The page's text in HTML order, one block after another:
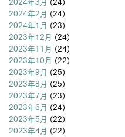
2024年2月 (24)
2024年1月 (23)
2023年12月 (24)
2023年11月 (24)
2023年10月 (22)
2023年9月 (25)
2023年8月 (25)
2023年7月 (23)
2023年6月 (24)
2023年5月 (22)
2023年4月 (22)